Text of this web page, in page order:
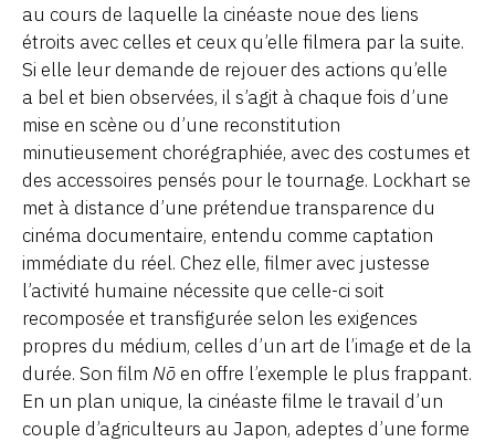
au cours de laquelle la cinéaste noue des liens
étroits avec celles et ceux qu’elle filmera par la suite.
Si elle leur demande de rejouer des actions qu’elle
a bel et bien observées, il s’agit à chaque fois d’une
mise en scène ou d’une reconstitution
minutieusement chorégraphiée, avec des costumes et
des accessoires pensés pour le tournage. Lockhart se
met à distance d’une prétendue transparence du
cinéma documentaire, entendu comme captation
immédiate du réel. Chez elle, filmer avec justesse
l’activité humaine nécessite que celle-ci soit
recomposée et transfigurée selon les exigences
propres du médium, celles d’un art de l’image et de la
durée. Son film Nō en offre l’exemple le plus frappant.
En un plan unique, la cinéaste filme le travail d’un
couple d’agriculteurs au Japon, adeptes d’une forme